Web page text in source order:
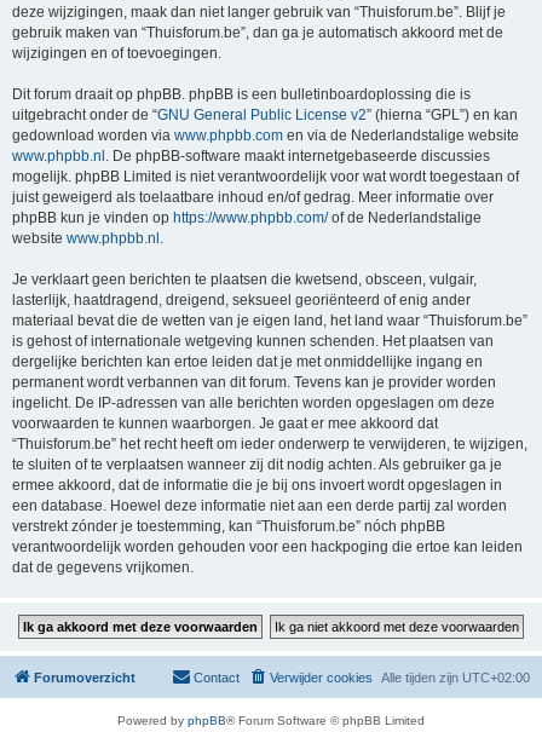
deze wijzigingen, maak dan niet langer gebruik van “Thuisforum.be”. Blijf je
gebruik maken van “Thuisforum.be”, dan ga je automatisch akkoord met de
wijzigingen en of toevoegingen.
Dit forum draait op phpBB. phpBB is een bulletinboardoplossing die is
uitgebracht onder de “GNU General Public License v2” (hierna “GPL”) en kan
gedownload worden via www.phpbb.com en via de Nederlandstalige website
www.phpbb.nl . De phpBB-software maakt internetgebaseerde discussies
mogelijk. phpBB Limited is niet verantwoordelijk voor wat wordt toegestaan of
juist geweigerd als toelaatbare inhoud en/of gedrag. Meer informatie over
phpBB kun je vinden op https://www.phpbb.com/of de Nederlandstalige
website www.phpbb.nl .
Je verklaart geen berichten te plaatsen die kwetsend, obsceen, vulgair,
lasterlijk, haatdragend, dreigend, seksueel georiënteerd of enig ander
materiaal bevat die de wetten van je eigen land, het land waar “Thuisforum.be”
is gehost of internationale wetgeving kunnen schenden. Het plaatsen van
dergelijke berichten kan ertoe leiden dat je met onmiddellijke ingang en
permanent wordt verbannen van dit forum. Tevens kan je provider worden
ingelicht. De IP-adressen van alle berichten worden opgeslagen om deze
voorwaarden te kunnen waarborgen. Je gaat er mee akkoord dat
“Thuisforum.be” het recht heeft om ieder onderwerp te verwijderen, te wijzigen,
te sluiten of te verplaatsen wanneer zij dit nodig achten. Als gebruiker ga je
ermee akkoord, dat de informatie die je bij ons invoert wordt opgeslagen in
een database. Hoewel deze informatie niet aan een derde partij zal worden
verstrekt zónder je toestemming, kan “Thuisforum.be” nóch phpBB
verantwoordelijk worden gehouden voor een hackpoging die ertoe kan leiden
dat de gegevens vrijkomen.
Forumoverzicht Alle tijden zijn UTC+02:00
Verwijder cookies
Contact
Powered by phpBB® Forum Software © phpBB Limited